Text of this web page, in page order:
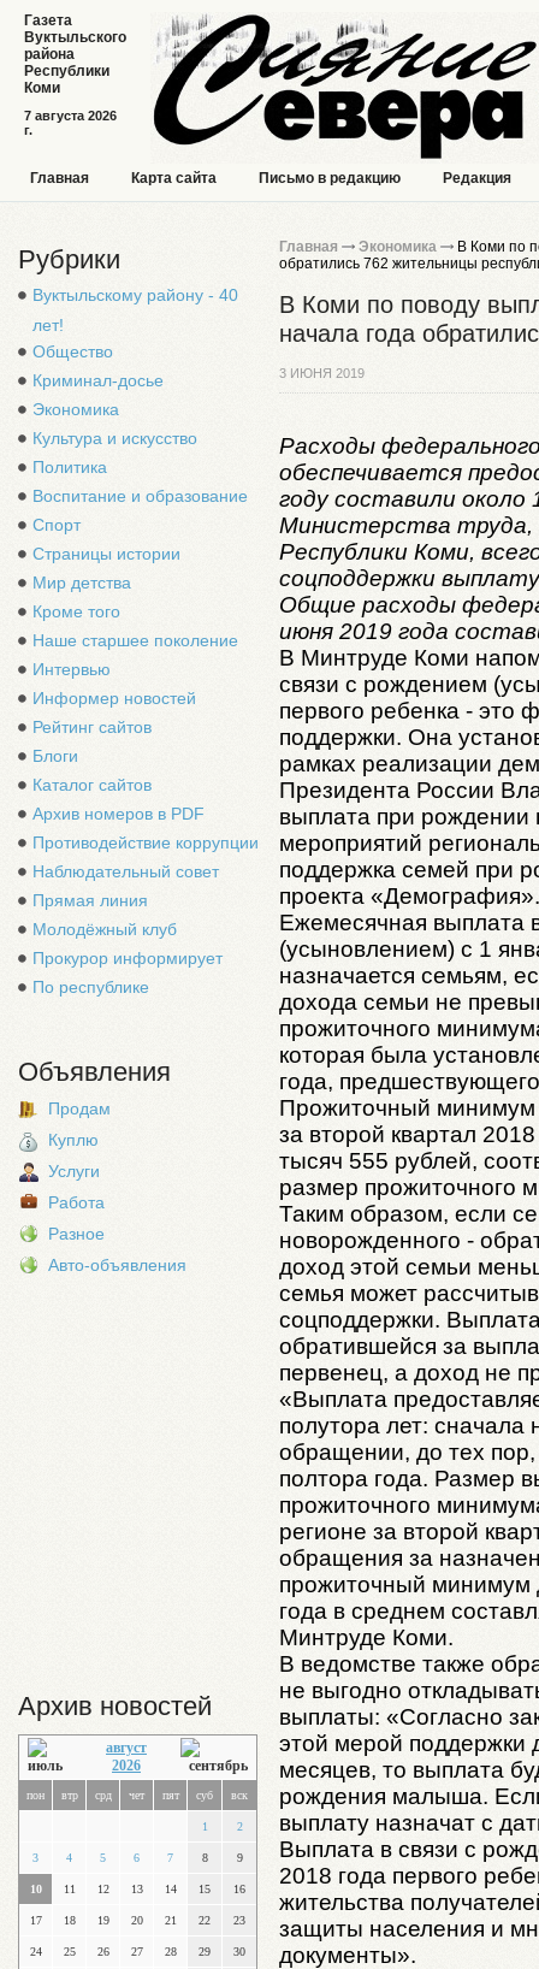
7 августа 2026
г.
Газета
Вуктыльского
района
Республики
Коми
Главная Карта сайта Письмо в редакцию Редакция
Рубрики
Вуктыльскому району - 40
лет!
Общество
Криминал-досье
Экономика
Культура и искусство
Политика
Воспитание и образование
Спорт
Страницы истории
Мир детства
Кроме того
Наше старшее поколение
Интервью
Информер новостей
Рейтинг сайтов
Блоги
Каталог сайтов
Архив номеров в PDF
Противодействие коррупции
Наблюдательный совет
Прямая линия
Молодёжный клуб
Прокурор информирует
По республике
Объявления
Продам
Куплю
Услуги
Работа
Разное
Авто-объявления
Архив новостей
август
2026
пон втр срд чет пят суб вск
1 2
3 4 5 6 7 8 9
10 11 12 13 14 15 16
17 18 19 20 21 22 23
24 25 26 27 28 29 30
Главная Экономика
В Коми по
обратились 762 жительницы
В Коми по поводу
начала года
3 ИЮНЯ 2019
Расходы
обеспечивается
году составили
Министерства труда,
Республики Коми,
соцподдержки
Общие расходы
июня 2019 года
В Минтруде Коми
связи с рождением
первого ребенка - это
поддержки. Она
рамках реализации
Президента России
выплата при рождении
мероприятий
поддержка семей при
проекта
Ежемесячная выплата
(усыновлением) с 1
назначается семьям,
дохода семьи не
прожиточного
которая была
года,
Прожиточный минимум
за второй квартал
тысяч 555 рублей,
размер прожиточного
Таким образом, если
новорожденного -
доход этой семьи
семья может
соцподдержки.
обратившейся за
первенец, а доход не
«Выплата
полутора лет: сначала
обращении, до тех
полтора года. Размер
прожиточного
регионе за второй
обращения за
прожиточный минимум
года в среднем
Минтруде Коми.
В ведомстве также
не выгодно
выплаты: «Согласно
этой мерой поддержки
месяцев, то выплата
рождения малыша.
выплату назначат с
Выплата в связи с
2018 года первого
жительства
защиты населения и
документы».